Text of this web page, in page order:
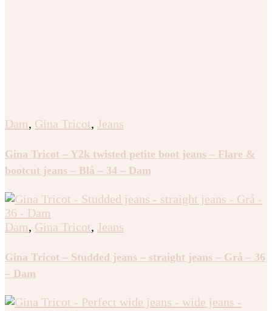
Dam, Gina Tricot, Jeans
Gina Tricot – Y2k twisted petite boot jeans – Flare &
bootcut jeans – Blå – 34 – Dam
Dam, Gina Tricot, Jeans
Gina Tricot – Studded jeans – straight jeans – Grå – 36
– Dam